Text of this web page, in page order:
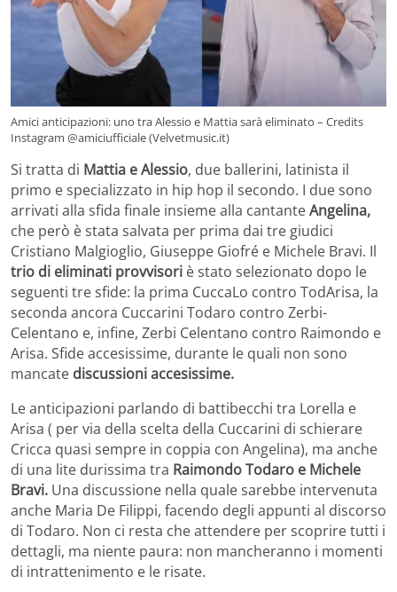
Amici anticipazioni: uno tra Alessio e Mattia sarà eliminato – Credits
Instagram @amiciufficiale (Velvetmusic.it)
Si tratta di Mattia e Alessio, due ballerini, latinista il
primo e specializzato in hip hop il secondo. I due sono
arrivati alla sfida finale insieme alla cantanteAngelina,
che però è stata salvata per prima dai tre giudici
Cristiano Malgioglio, Giuseppe Giofré e Michele Bravi. Il
trio di eliminati provvisori è stato selezionato dopo le
seguenti tre sfide: la prima CuccaLo contro TodArisa, la
seconda ancora Cuccarini Todaro contro Zerbi-
Celentano e, infine, Zerbi Celentano contro Raimondo e
Arisa. Sfide accesissime, durante le quali non sono
mancate discussioni accesissime.
Le anticipazioni parlando di battibecchi tra Lorella e
Arisa ( per via della scelta della Cuccarini di schierare
Cricca quasi sempre in coppia con Angelina), ma anche
di una lite durissima tra Raimondo Todaro e Michele
Bravi. Una discussione nella quale sarebbe intervenuta
anche Maria De Filippi, facendo degli appunti al discorso
di Todaro. Non ci resta che attendere per scoprire tutti i
dettagli, ma niente paura: non mancheranno i momenti
di intrattenimento e le risate.